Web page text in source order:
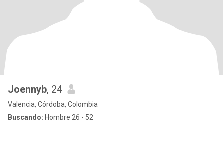
Joennyb, 24
Valencia, Córdoba, Colombia
Buscando: Hombre 26 - 52